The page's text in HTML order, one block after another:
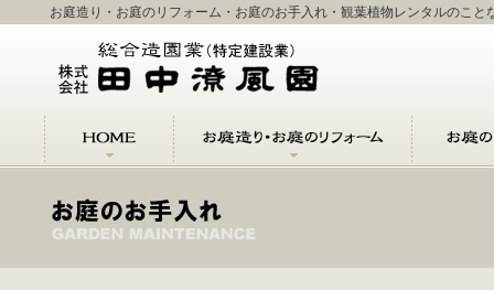
お庭造り・お庭のリフォーム・お庭のお手入れ・観葉植物レンタルのこ